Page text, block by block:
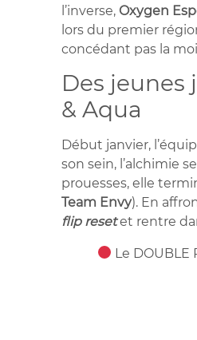
l’inverse,Oxygen
lors du premier
concédant pas la
Des jeunes
& Aqua
Début janvier,
son sein, l’alchimie
prouesses, elle
Team Envy). En
flip resetet rentre
Le DOUBLE